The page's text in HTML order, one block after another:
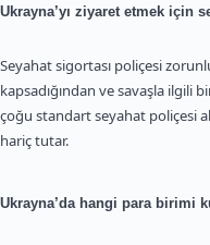
Ukrayna’yı ziyaret etmek için
Seyahat sigortası poliçesi
kapsadığından ve savaşla
çoğu standart seyahat poliçesi
hariç tutar.
Ukrayna’da hangi para birimi